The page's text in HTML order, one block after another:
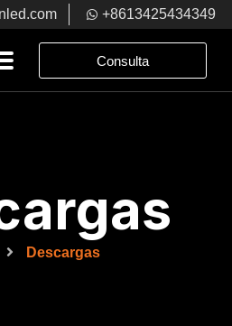
+8613425434349
Consulta
Descargas